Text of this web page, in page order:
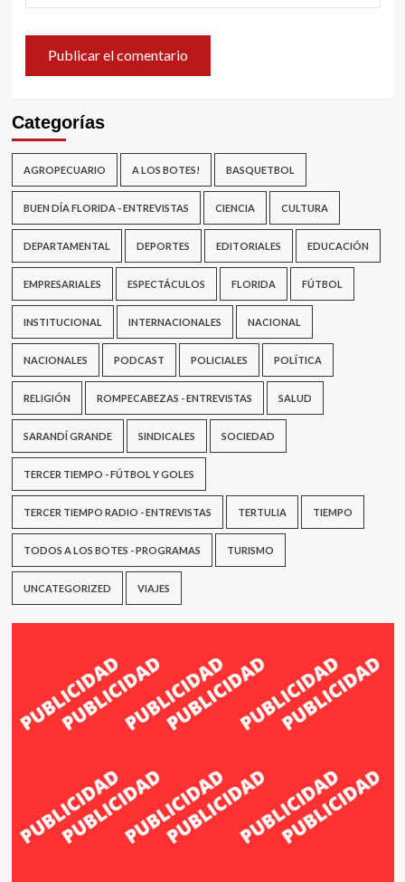
Categorías
AGROPECUARIO A LOS BOTES! BASQUETBOL
BUEN DÍA FLORIDA - ENTREVISTAS CIENCIA CULTURA
DEPARTAMENTAL DEPORTES EDITORIALES EDUCACIÓN
EMPRESARIALES ESPECTÁCULOS FLORIDA FÚTBOL
INSTITUCIONAL INTERNACIONALES NACIONAL
NACIONALES PODCAST POLICIALES POLÍTICA
RELIGIÓN ROMPECABEZAS - ENTREVISTAS SALUD
SARANDÍ GRANDE SINDICALES SOCIEDAD
TERCER TIEMPO - FÚTBOL Y GOLES
TERCER TIEMPO RADIO - ENTREVISTAS TERTULIA TIEMPO
TODOS A LOS BOTES - PROGRAMAS TURISMO
UNCATEGORIZED VIAJES